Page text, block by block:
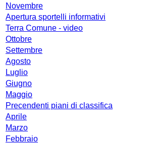
Novembre
Apertura sportelli informativi
Terra Comune - video
Ottobre
Settembre
Agosto
Luglio
Giugno
Maggio
Precendenti piani di classifica
Aprile
Marzo
Febbraio